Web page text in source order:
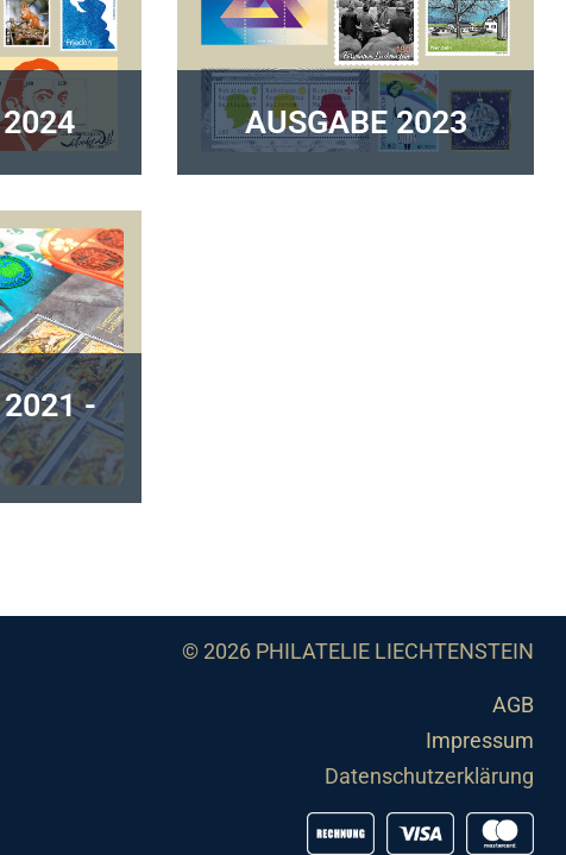
AUSGABE 2023
2021 -
© 2026 PHILATELIE LIECHTENSTEIN
AGB
Impressum
Datenschutzerklärung